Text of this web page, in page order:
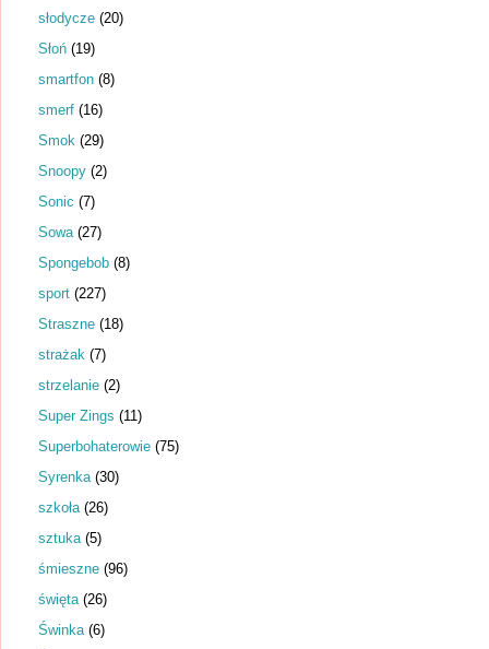
słodycze (20)
Słoń (19)
smartfon (8)
smerf (16)
Smok (29)
Snoopy (2)
Sonic (7)
Sowa (27)
Spongebob (8)
sport (227)
Straszne (18)
strażak (7)
strzelanie (2)
Super Zings (11)
Superbohaterowie (75)
Syrenka (30)
szkoła (26)
sztuka (5)
śmieszne (96)
święta (26)
Świnka (6)